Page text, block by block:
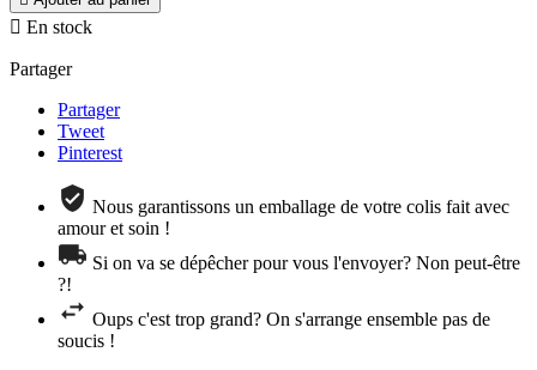
 En stock
Partager
Partager
Tweet
Pinterest
Nous garantissons un emballage de votre colis fait avec
amour et soin !
Si on va se dépêcher pour vous l'envoyer? Non peut-être
?!
Oups c'est trop grand? On s'arrange ensemble pas de
soucis !